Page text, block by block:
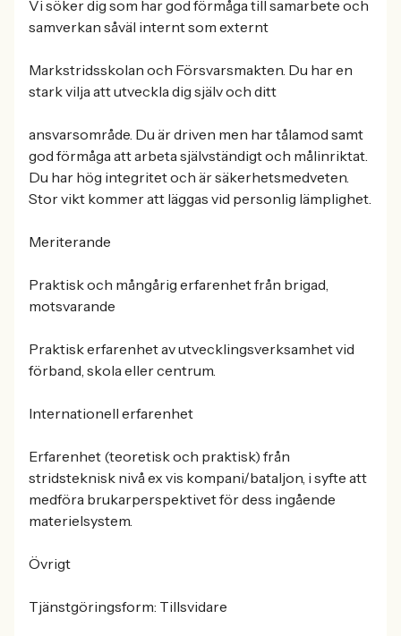
Vi söker dig som har god förmåga till samarbete och
samverkan såväl internt som externt
Markstridsskolan och Försvarsmakten. Du har en
stark vilja att utveckla dig själv och ditt
ansvarsområde. Du är driven men har tålamod samt
god förmåga att arbeta självständigt och målinriktat.
Du har hög integritet och är säkerhetsmedveten.
Stor vikt kommer att läggas vid personlig lämplighet.
Meriterande
Praktisk och mångårig erfarenhet från brigad,
motsvarande
Praktisk erfarenhet av utvecklingsverksamhet vid
förband, skola eller centrum.
Internationell erfarenhet
Erfarenhet (teoretisk och praktisk) från
stridsteknisk nivå ex vis kompani/bataljon, i syfte att
medföra brukarperspektivet för dess ingående
materielsystem.
Övrigt
Tjänstgöringsform: Tillsvidare